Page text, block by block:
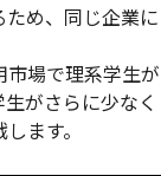
め、同じ企業に
場で理系学生が
がさらに少なく
ます。